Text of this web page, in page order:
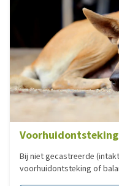
Bij niet gecastreerde
voorhuidontsteking of